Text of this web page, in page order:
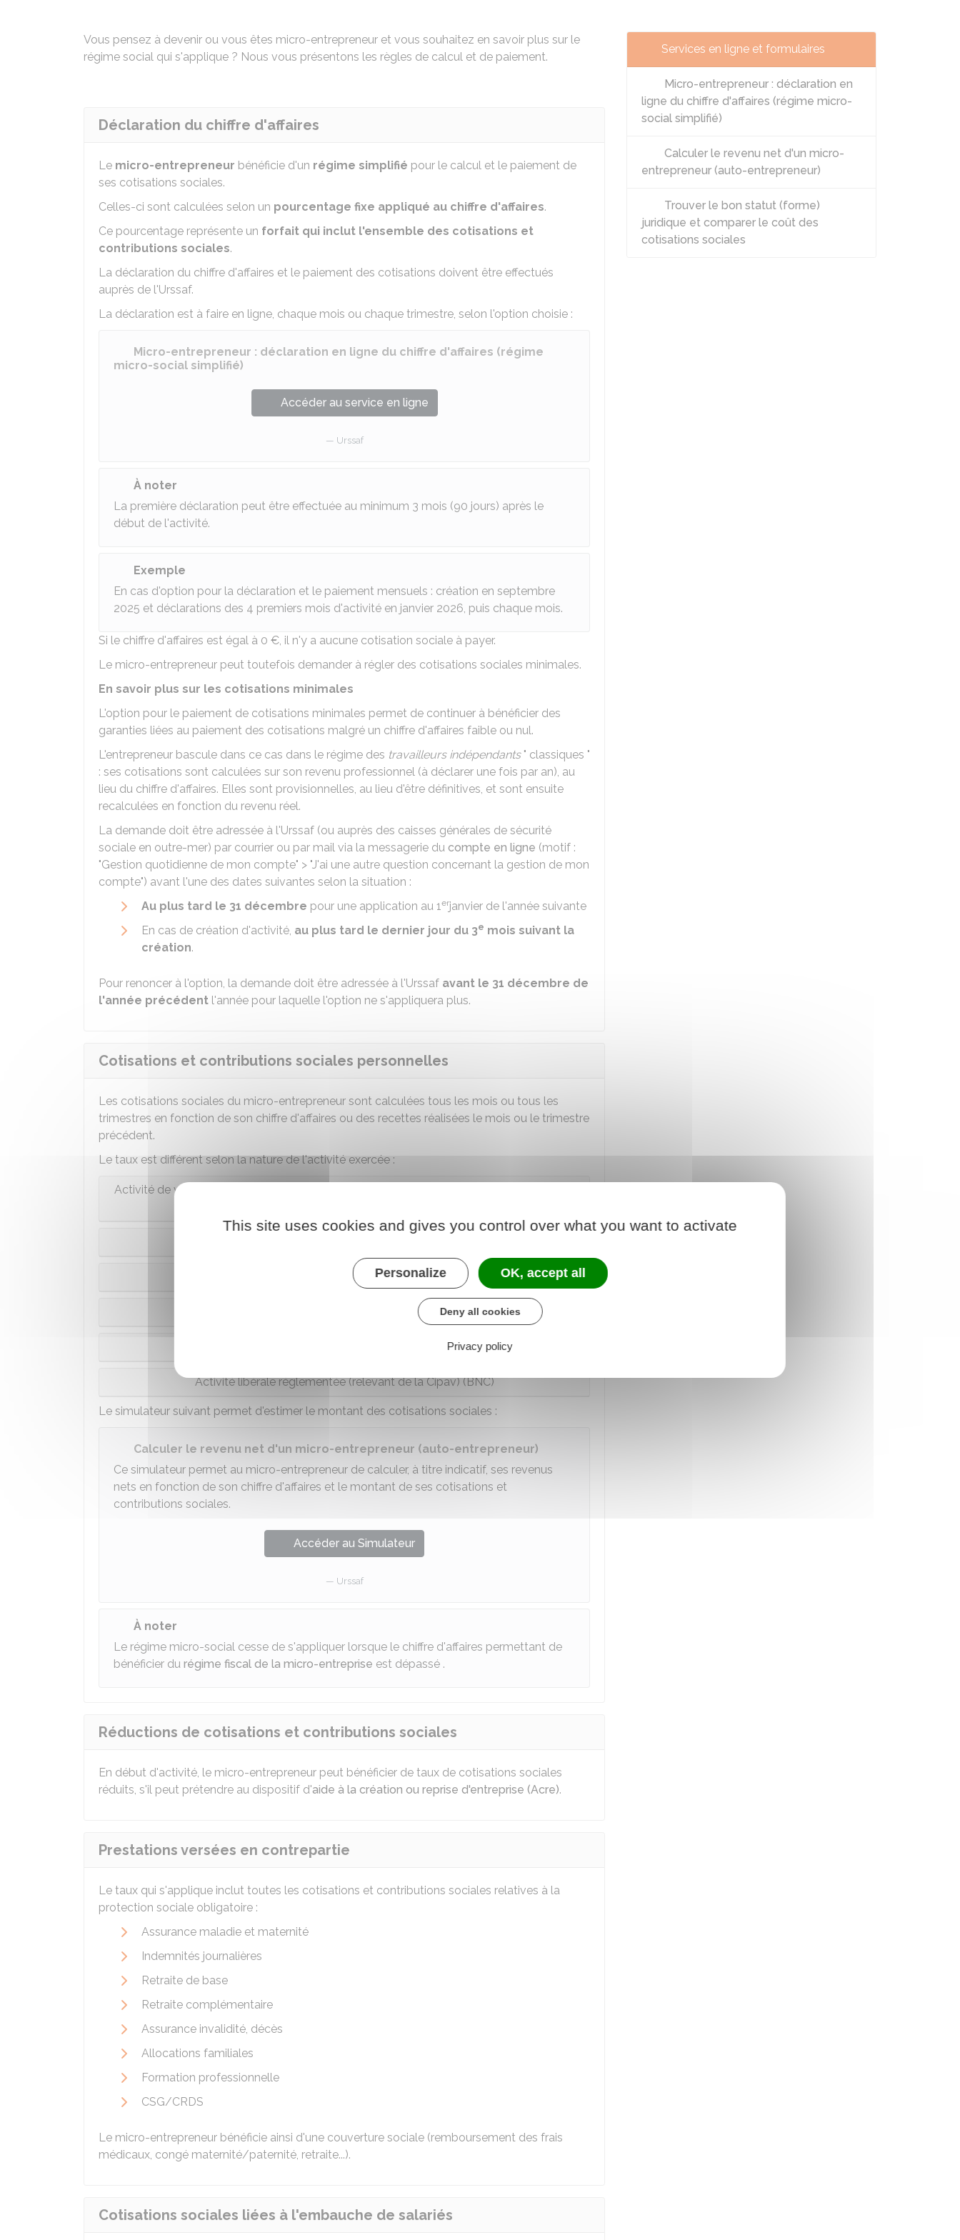
Vous pensez à devenir ou vous êtes micro-entrepreneur et vous souhaitez en savoir plus sur le
régime social qui s'applique ? Nous vous présentons les règles de calcul et de paiement.
Déclaration du chiffre d'affaires
Le micro-entrepreneur bénéficie d'un régime simplifié pour le calcul et le paiement de
ses cotisations sociales.
Celles-ci sont calculées selon un pourcentage fixe appliqué au chiffre d'affaires.
Ce pourcentage représente un forfait qui inclut l'ensemble des cotisations et
contributions sociales.
La déclaration du chiffre d'affaires et le paiement des cotisations doivent être effectués
auprès de l'Urssaf.
La déclaration est à faire en ligne, chaque mois ou chaque trimestre, selon l'option choisie :
Micro-entrepreneur : déclaration en ligne du chiffre d'affaires (régime
micro-social simplifié)
Accéder au service en ligne
Urssaf
À noter
La première déclaration peut être effectuée au minimum 3 mois (90 jours) après le
début de l'activité.
Exemple
En cas d'option pour la déclaration et le paiement mensuels : création en septembre
2025 et déclarations des 4 premiers mois d'activité en janvier 2026, puis chaque mois.
Si le chiffre d'affaires est égal à 0 €, il n'y a aucune cotisation sociale à payer.
Le micro-entrepreneur peut toutefois demander à régler des cotisations sociales minimales.
En savoir plus sur les cotisations minimales
L'option pour le paiement de cotisations minimales permet de continuer à bénéficier des
garanties liées au paiement des cotisations malgré un chiffre d'affaires faible ou nul.
L'entrepreneur bascule dans ce cas dans le régime des travailleurs indépendants" classiques "
: ses cotisations sont calculées sur son revenu professionnel (à déclarer une fois par an), au
lieu du chiffre d'affaires. Elles sont provisionnelles, au lieu d'être définitives, et sont ensuite
recalculées en fonction du revenu réel.
La demande doit être adressée à l'Urssaf (ou auprès des caisses générales de sécurité
sociale en outre-mer) par courrier ou par mail via la messagerie du compte en ligne (motif :
"Gestion quotidienne de mon compte" > "J'ai une autre question concernant la gestion de mon
compte") avant l'une des dates suivantes selon la situation :
Au plus tard le 31 décembre pour une application au 1erjanvier de l'année suivante
En cas de création d'activité, au plus tard le dernier jour du 3e mois suivant la
création.
Pour renoncer à l'option, la demande doit être adressée à l'Urssaf avant le 31 décembre de
l'année précédent l'année pour laquelle l'option ne s'appliquera plus.
Cotisations et contributions sociales personnelles
Les cotisations sociales du micro-entrepreneur sont calculées tous les mois ou tous les
trimestres en fonction de son chiffre d'affaires ou des recettes réalisées le mois ou le trimestre
précédent.
Le taux est différent selon la nature de l'activité exercée :
Activité de vente de marchandises et fourniture de logement (sauf location d'habitation
Activité de location de logements meublés de tourisme
Activité de prestation de services (BIC)
Activité libérale non réglementée (BNC)
Activité libérale réglementée (relevant de la Cipav) (BNC)
Le simulateur suivant permet d'estimer le montant des cotisations sociales :
Calculer le revenu net d'un micro-entrepreneur (auto-entrepreneur)
Ce simulateur permet au micro-entrepreneur de calculer, à titre indicatif, ses revenus
nets en fonction de son chiffre d'affaires et le montant de ses cotisations et
contributions sociales.
Accéder au Simulateur
Urssaf
À noter
Le régime micro-social cesse de s'appliquer lorsque le chiffre d'affaires permettant de
bénéficier du régime fiscal de la micro-entreprise est dépassé .
Réductions de cotisations et contributions sociales
En début d'activité, le micro-entrepreneur peut bénéficier de taux de cotisations sociales
réduits, s'il peut prétendre au dispositif d'aide à la création ou reprise d'entreprise (Acre).
Prestations versées en contrepartie
Le taux qui s'applique inclut toutes les cotisations et contributions sociales relatives à la
protection sociale obligatoire :
Assurance maladie et maternité
Indemnités journalières
Retraite de base
Retraite complémentaire
Assurance invalidité, décès
Allocations familiales
Formation professionnelle
CSG/CRDS
Le micro-entrepreneur bénéficie ainsi d'une couverture sociale (remboursement des frais
médicaux, congé maternité/paternité, retraite...).
Cotisations sociales liées à l'embauche de salariés
Services en ligne et formulaires
Micro-entrepreneur : déclaration en
ligne du chiffre d'affaires (régime micro-
social simplifié)
Calculer le revenu net d'un micro-
entrepreneur (auto-entrepreneur)
Trouver le bon statut (forme)
juridique et comparer le coût des
cotisations sociales
This site uses cookies and gives you control over what you want to activate
Personalize OK, accept all
Deny all cookies
Privacy policy